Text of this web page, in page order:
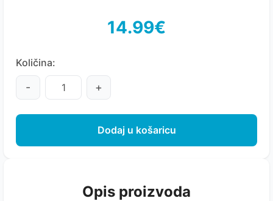
14.99€
Količina:
- +
Dodaj u košaricu
Opis proizvoda